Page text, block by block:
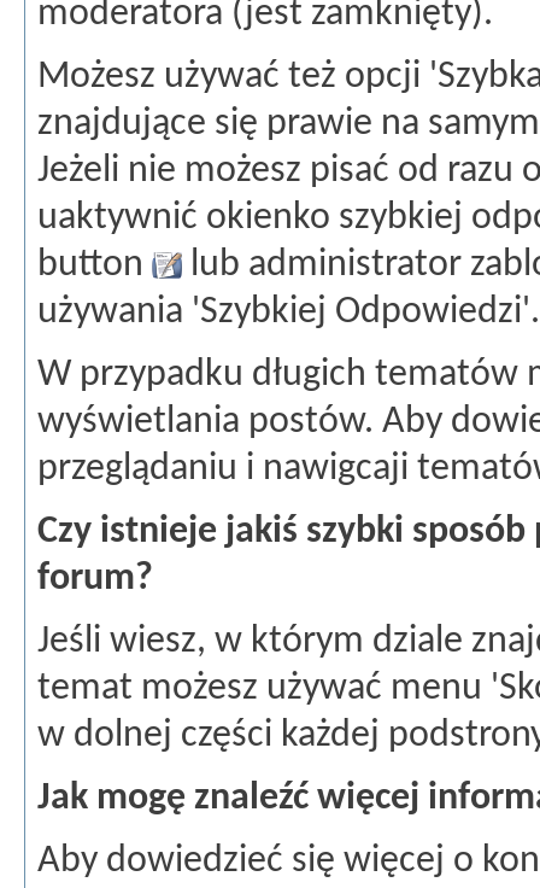
moderatora (jest zamknięty).
Możesz używać też opcji
znajdujące się prawie na
Jeżeli nie możesz pisać od razu
uaktywnić okienko szybkiej
button
lub administrator
używania 'Szybkiej Odpowiedzi'.
W przypadku długich tematów
wyświetlania postów. Aby
przeglądaniu i nawigcaji
Czy istnieje jakiś szybki sposób
forum?
Jeśli wiesz, w którym dziale
temat możesz używać menu
w dolnej części każdej
Jak mogę znaleźć więcej
Aby dowiedzieć się więcej o